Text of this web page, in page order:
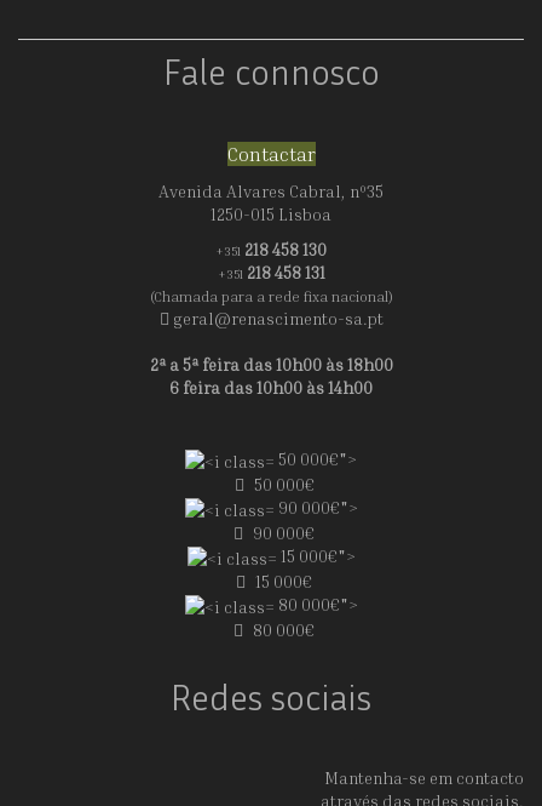
Fale connosco
Contactar
Avenida Alvares Cabral, nº35
1250-015 Lisboa
+351 218 458 130
+351 218 458 131
(Chamada para a rede fixa nacional)
geral@renascimento-sa.pt
2ª a 5ª feira das 10h00 às 18h00
6 feira das 10h00 às 14h00
50 000€">
50 000€
90 000€">
90 000€
15 000€">
15 000€
80 000€">
80 000€
Redes sociais
Mantenha-se em contacto
através das redes sociais.